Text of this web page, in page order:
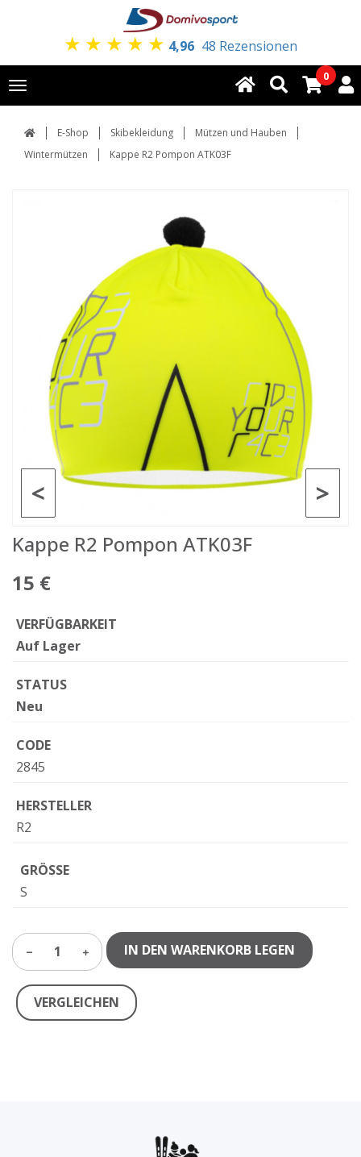
★ ★ ★ ★ ★ 4,96 48 Rezensionen
Toggle
navigation
0
E-Shop Skibekleidung
Mützen und Hauben
Wintermützen
Kappe R2 Pompon ATK03F
>
<
Kappe R2 Pompon ATK03F
15 €
VERFÜGBARKEIT
Auf Lager
STATUS
Neu
CODE
2845
HERSTELLER
R2
GRÖSSE
S
1 IN DEN WARENKORB LEGEN
VERGLEICHEN